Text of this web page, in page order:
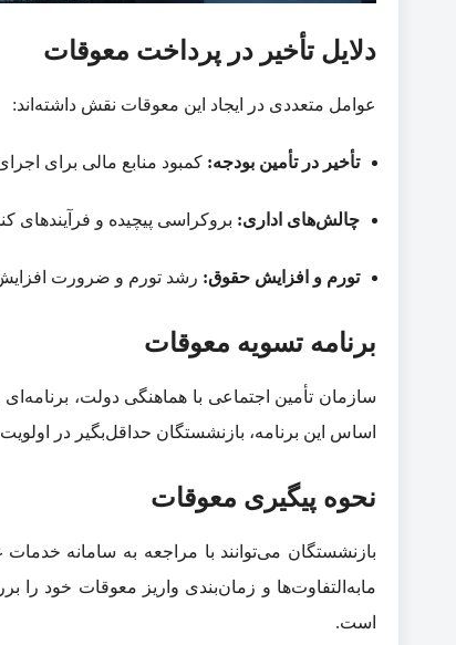
دلایل تأخیر در پرداخت معوقات
عوامل متعددی در ایجاد این معوقات نقش داشته‌اند:
تأخیر در تأمین بودجه: کمبود منابع مالی برای
چالش‌های اداری: بروکراسی پیچیده و فرآیندهای
تورم و افزایش حقوق: رشد تورم و ضرورت افزایش
برنامه تسویه معوقات
اساس این برنامه، بازنشستگان حداقل‌بگیر در
نحوه پیگیری معوقات
بازنشستگان می‌توانند با مراجعه به سامانه
مابه‌التفاوت‌ها و زمان‌بندی واریز معوقات خود
است.